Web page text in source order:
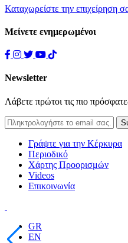
Καταχωρείστε την επιχείρηση
Μείνετε ενημερωμένοι
Newsletter
Λάβετε πρώτοι τις πιο
Γράψτε για την Κέρκυρα
Περιοδικό
Χάρτης Προορισμών
Videos
Επικοινωνία
GR
EN